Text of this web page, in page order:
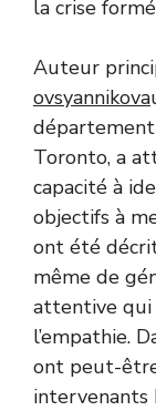
la crise
Auteur
ovsyannikova
département
Toronto, a
capacité à
objectifs à
ont été
même de
attentive qui
l’empathie.
ont peut-
intervenants